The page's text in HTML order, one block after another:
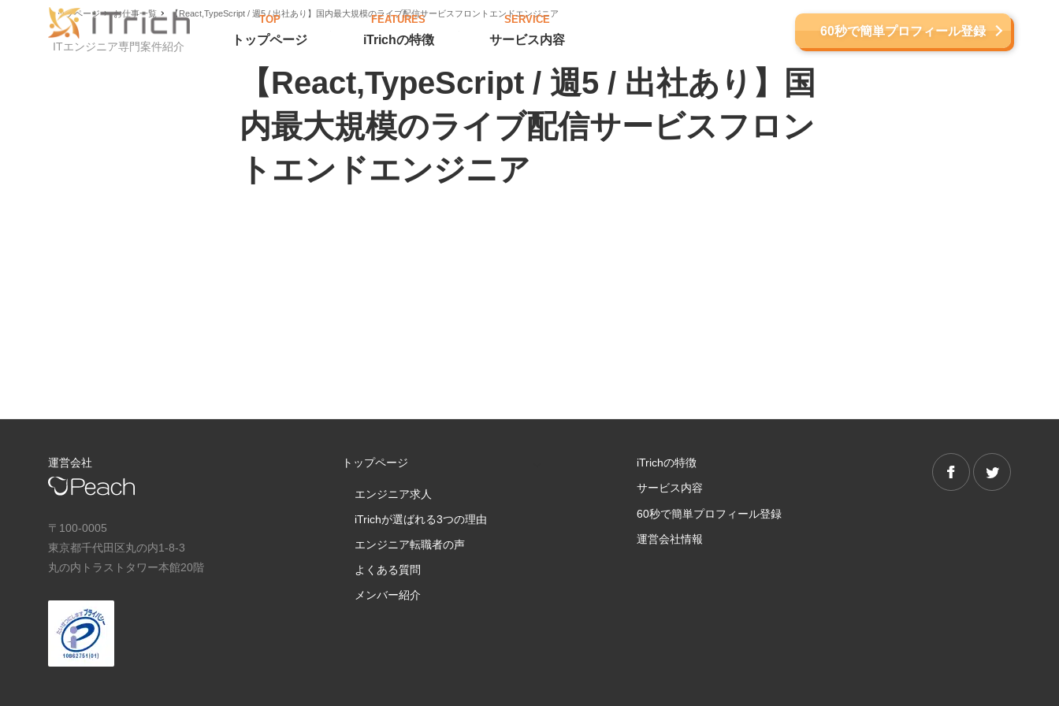
ITエンジニア専門案件紹介
TOP
トップページ
FEATURES
iTrichの特徴
SERVICE
サービス内容
60秒で簡単プロフィール登録
トップページ お仕事一覧 【React,TypeScript / 週5 / 出社あり】国内最大規模のライブ配信サービスフロントエンドエンジニア
【React,TypeScript / 週5 / 出社あり】国
内最大規模のライブ配信サービスフロン
トエンドエンジニア
運営会社
〒100-0005
東京都千代田区丸の内1-8-3
丸の内トラストタワー本館20階
トップページ
エンジニア求人
iTrichが選ばれる3つの理由
エンジニア転職者の声
よくある質問
メンバー紹介
iTrichの特徴
サービス内容
60秒で簡単プロフィール登録
運営会社情報